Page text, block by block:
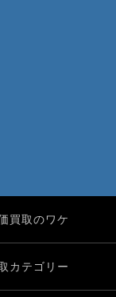
買取のワケ
カテゴリー